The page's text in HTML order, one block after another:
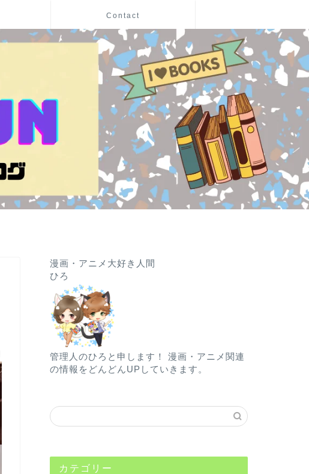
Contact
漫画・アニメ大好き人間
ひろ
管理人のひろと申します！ 漫画・アニメ関連
の情報をどんどんUPしていきます。
カテゴリー